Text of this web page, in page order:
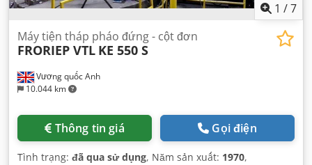
1 /7
Vương quốc Anh
10.044 km
Máy tiện tháp pháo đứng - cột đơn
FRORIEP VTL KE 550 S
Thông tin giá Gọi điện
Tình trạng: đã qua sử dụng, Năm sản xuất: 1970,